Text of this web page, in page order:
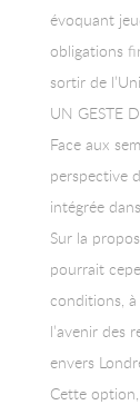
évoquant
obligations
sortir de
UN GESTE
Face aux
perspective
intégrée
Sur la
pourrait
conditions, à
l’avenir des
envers
Cette